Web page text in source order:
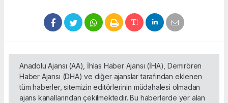
Anadolu Ajansı (AA), İhlas Haber Ajansı (İHA), Demirören
Haber Ajansı (DHA) ve diğer ajanslar tarafından eklenen
tüm haberler, sitemizin editörlerinin müdahalesi olmadan
ajans kanallarından çekilmektedir. Bu haberlerde yer alan